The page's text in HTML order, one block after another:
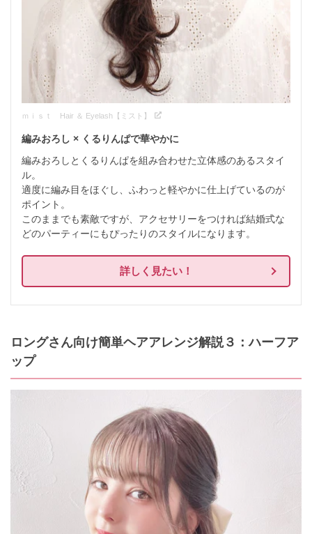
ｍｉｓｔ Hair ＆ Eyelash【ミスト】
編みおろし × くるりんぱで華やかに
編みおろしとくるりんぱを組み合わせた立体感のあるスタイ
ル。
適度に編み目をほぐし、ふわっと軽やかに仕上げているのが
ポイント。
このままでも素敵ですが、アクセサリーをつければ結婚式な
どのパーティーにもぴったりのスタイルになります。
詳しく見たい！
ロングさん向け簡単ヘアアレンジ解説３：ハーフア
ップ